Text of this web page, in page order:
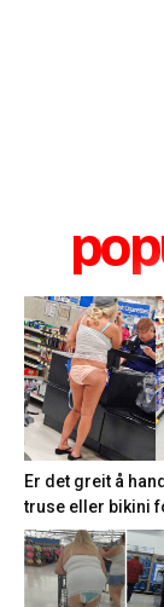
Er det greit å
truse eller bikini